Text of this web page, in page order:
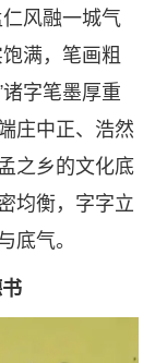
风融一城气
满，笔画粗
字笔墨厚重
庄中正、浩然
之乡的文化底
均衡，字字立
底气。